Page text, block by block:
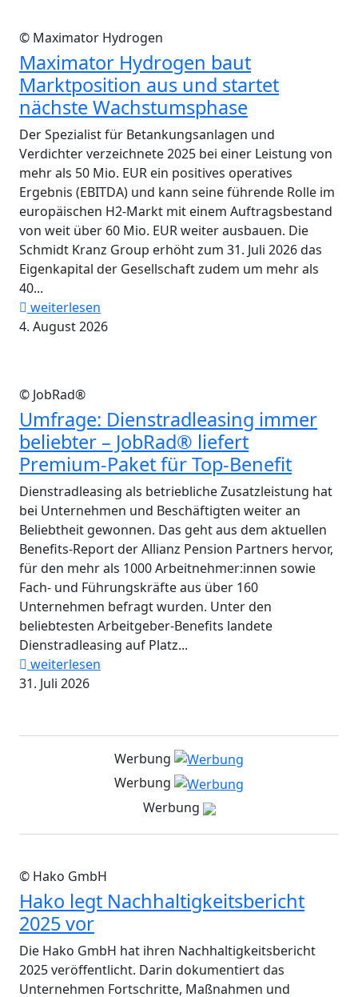
© Maximator Hydrogen
Maximator Hydrogen baut
Marktposition aus und startet
nächste Wachstumsphase
Der Spezialist für Betankungsanlagen und
Verdichter verzeichnete 2025 bei einer Leistung von
mehr als 50 Mio. EUR ein positives operatives
Ergebnis (EBITDA) und kann seine führende Rolle im
europäischen H2-Markt mit einem Auftragsbestand
von weit über 60 Mio. EUR weiter ausbauen. Die
Schmidt Kranz Group erhöht zum 31. Juli 2026 das
Eigenkapital der Gesellschaft zudem um mehr als
40...
weiterlesen
4. August 2026
© JobRad®
Umfrage: Dienstradleasing immer
beliebter – JobRad® liefert
Premium-Paket für Top-Benefit
Dienstradleasing als betriebliche Zusatzleistung hat
bei Unternehmen und Beschäftigten weiter an
Beliebtheit gewonnen. Das geht aus dem aktuellen
Benefits-Report der Allianz Pension Partners hervor,
für den mehr als 1000 Arbeitnehmer:innen sowie
Fach- und Führungskräfte aus über 160
Unternehmen befragt wurden. Unter den
beliebtesten Arbeitgeber-Benefits landete
Dienstradleasing auf Platz...
weiterlesen
31. Juli 2026
Werbung
Werbung
Werbung
© Hako GmbH
Hako legt Nachhaltigkeitsbericht
2025 vor
Die Hako GmbH hat ihren Nachhaltigkeitsbericht
2025 veröffentlicht. Darin dokumentiert das
Unternehmen Fortschritte, Maßnahmen und